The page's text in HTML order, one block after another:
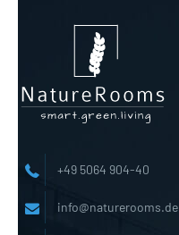
+49 5064 904-40
info@naturerooms.de